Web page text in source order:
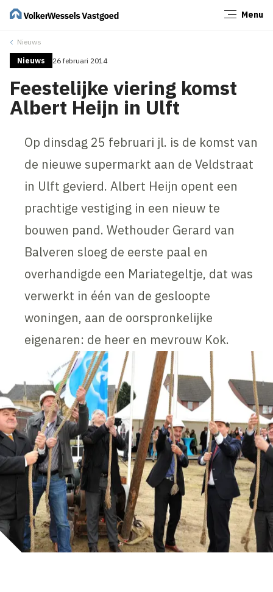
Menu
Nieuws
Nieuws 26 februari 2014
Feestelijke viering komst
Albert Heijn in Ulft
Op dinsdag 25 februari jl. is de komst van
de nieuwe supermarkt aan de Veldstraat
in Ulft gevierd. Albert Heijn opent een
prachtige vestiging in een nieuw te
bouwen pand. Wethouder Gerard van
Balveren sloeg de eerste paal en
overhandigde een Mariategeltje, dat was
verwerkt in één van de gesloopte
woningen, aan de oorspronkelijke
eigenaren: de heer en mevrouw Kok.
Sluiten